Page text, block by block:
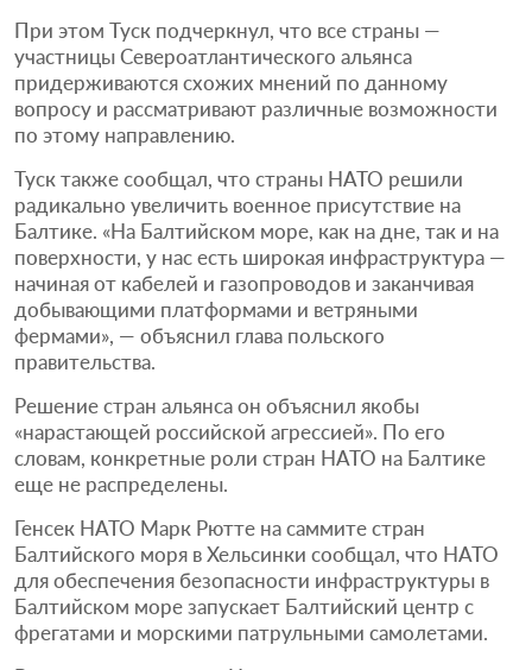
При этом Туск подчеркнул, что все страны —
участницы Североатлантического альянса
придерживаются схожих мнений по данному
вопросу и рассматривают различные возможности
по этому направлению.
Туск также сообщал, что страны НАТО решили
радикально увеличить военное присутствие на
Балтике. «На Балтийском море, как на дне, так и на
поверхности, у нас есть широкая инфраструктура —
начиная от кабелей и газопроводов и заканчивая
добывающими платформами и ветряными
фермами», — объяснил глава польского
правительства.
Решение стран альянса он объяснил якобы
«нарастающей российской агрессией». По его
словам, конкретные роли стран НАТО на Балтике
еще не распределены.
Генсек НАТО Марк Рютте на саммите стран
Балтийского моря в Хельсинки сообщал, что НАТО
для обеспечения безопасности инфраструктуры в
Балтийском море запускает Балтийский центр с
фрегатами и морскими патрульными самолетами.